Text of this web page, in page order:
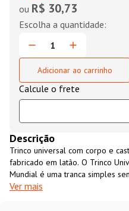
ou R$ 30,73
Adicionar ao carrinho
Descrição
Trinco universal com corpo e
fabricado em latão. O Trinco
Mundial é uma tranca simples
janelas. Acompanha parafusos
Ver mais